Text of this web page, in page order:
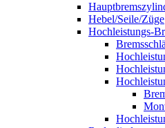
Hebel/Seile/Züge
Hochleistungs-